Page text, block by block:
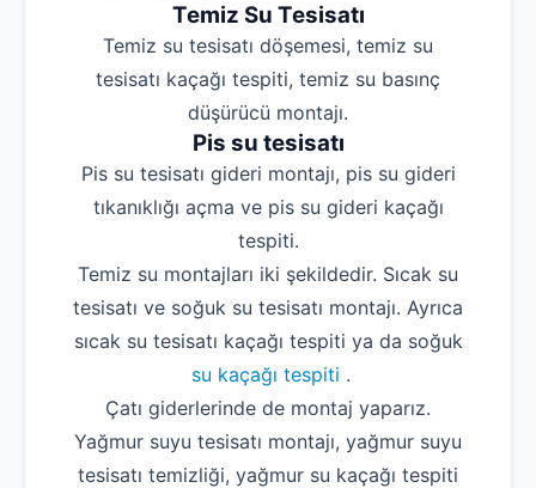
Temiz Su Tesisatı
Temiz su tesisatı döşemesi, temiz su
tesisatı kaçağı tespiti, temiz su basınç
düşürücü montajı.
Pis su tesisatı
Pis su tesisatı gideri montajı, pis su gideri
tıkanıklığı açma ve pis su gideri kaçağı
tespiti.
Temiz su montajları iki şekildedir. Sıcak su
tesisatı ve soğuk su tesisatı montajı. Ayrıca
sıcak su tesisatı kaçağı tespiti ya da soğuk
su kaçağı tespiti .
Çatı giderlerinde de montaj yaparız.
Yağmur suyu tesisatı montajı, yağmur suyu
tesisatı temizliği, yağmur su kaçağı tespiti